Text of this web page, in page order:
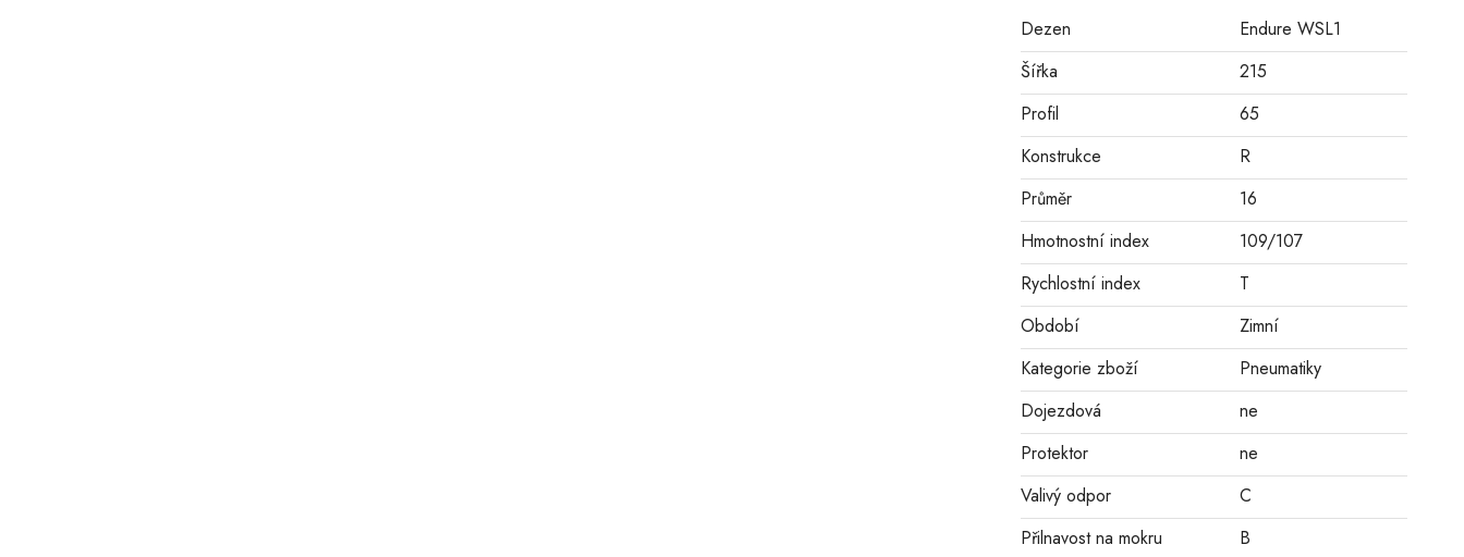
Dezen
Endure WSL1
Šířka
215
Profil
65
Konstrukce
R
Průměr
16
Hmotnostní index
109/107
Rychlostní index
T
Období
Zimní
Kategorie zboží
Pneumatiky
Dojezdová
ne
Protektor
ne
Valivý odpor
C
Přilnavost na mokru
B